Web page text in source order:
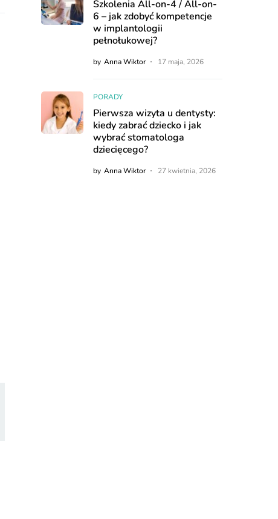
Szkolenia All-on-4 / All-on-
6 – jak zdobyć kompetencje
w implantologii
pełnołukowej?
by Anna Wiktor 17 maja, 2026
PORADY
Pierwsza wizyta u dentysty:
kiedy zabrać dziecko i jak
wybrać stomatologa
dziecięcego?
by Anna Wiktor 27 kwietnia, 2026